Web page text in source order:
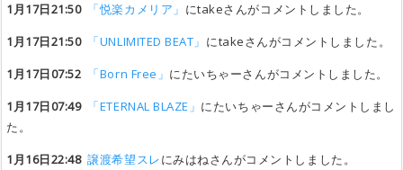
1月17日21:50 「悦楽カメリア」 にtakeさんがコメントしました。
1月17日21:50
「UNLIMITED BEAT」 にtakeさんがコメントしました。
1月17日07:52
「Born Free」 にたいちゃーさんがコメントしました。
1月17日07:49
「ETERNAL BLAZE」 にたいちゃーさんがコメントしまし
た。
1月16日22:48 譲渡希望スレにみはねさんがコメントしました。